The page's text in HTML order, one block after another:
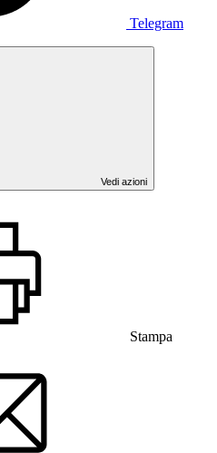
Telegram
Vedi azioni
Stampa